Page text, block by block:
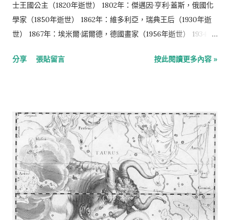
I.O.I前成員 8月3日 逝世的知名人物： 1460年：詹姆斯二世，蘇
格蘭國王（1430年出生） 1954年：科萊特，法國女作家（1873年
毓黻，中國歷史...
士王國公主（1820年逝世） 1802年：傑邁因·亨利·蓋斯，俄國化
學家（1850年逝世） 1862年：維多利亞，瑞典王后（1930年逝
世） 1867年：埃米爾·諾爾德，德國畫家（1956年逝世） 1934
年：林建岳，香港企業家 1960年：大衛·杜考夫尼，美國演員、
徐榮，香港演員 1975年：莎莉·賽隆，南非女演員 1975年：張善
為，台灣演員 1977年：杜俊瑋，台灣歌手 1977年：林若亞，台灣
演員 1977年：迪雅·汗，挪威導演 1978年：楊思琦，香港演員
1978年：吳建豪，台灣男歌手、演員，男子組合F4成員 1979
年：笹田貴之，日本聲優 1979年：金在德，韓國男子偶像團體水
晶男孩成員 1984年：許瑋甯，台灣女演員、模特兒 1986年：五
十嵐隼士，日本演員 1986年：梁頌恆，青年新政召集人、前香港
分享 張貼留言 按此閱讀更多內容 »